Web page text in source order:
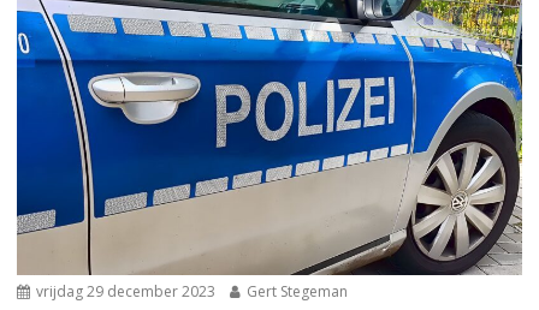
vrijdag 29 december 2023 Gert Stegeman